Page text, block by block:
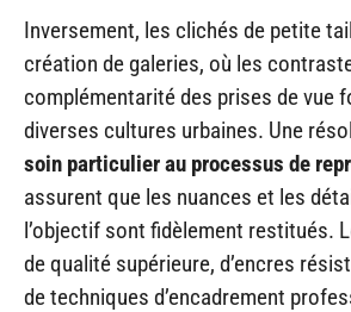
Inversement, les clichés de petite
création de galeries, où les
complémentarité des prises de vue
diverses cultures urbaines. Une
soin particulier au processus de
assurent que les nuances et les
l’objectif sont fidèlement restitués.
de qualité supérieure, d’encres
de techniques d’encadrement